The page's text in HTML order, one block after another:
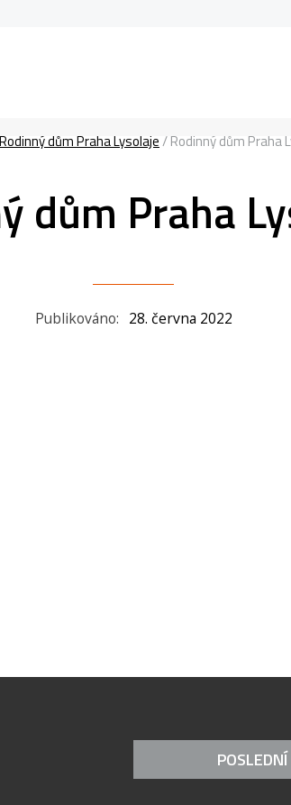
Rodinný dům Praha Lysolaje/Rodinný dům Praha
dům Praha
Publikováno: 28. června 2022